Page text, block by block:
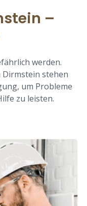
–
werden.
stehen
um Probleme
zu leisten.